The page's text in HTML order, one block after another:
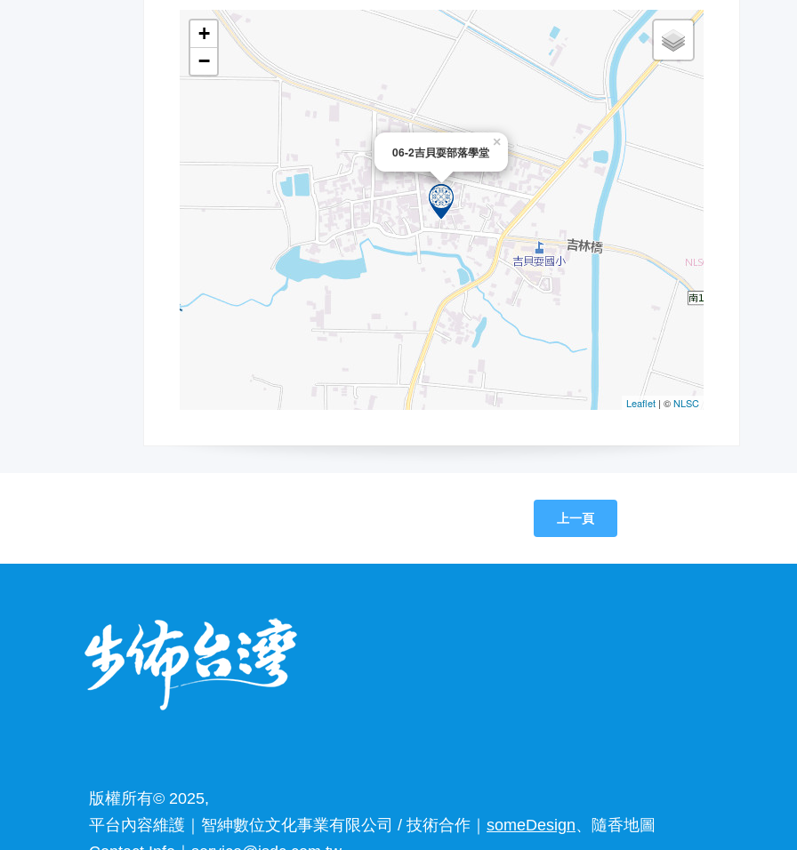
上一頁
版權所有© 2025,
平台內容維護｜智紳數位文化事業有限公司 / 技術合作｜ someDesign、隨香地圖